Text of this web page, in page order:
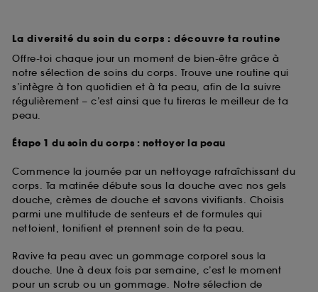
La diversité du soin du corps : découvre ta routine
Offre-toi chaque jour un moment de bien-être grâce à
notre sélection de soins du corps. Trouve une routine qui
s’intègre à ton quotidien et à ta peau, afin de la suivre
régulièrement – c’est ainsi que tu tireras le meilleur de ta
peau.
Étape 1 du soin du corps : nettoyer la peau
Commence la journée par un nettoyage rafraîchissant du
corps. Ta matinée débute sous la douche avec nos gels
douche, crèmes de douche et savons vivifiants. Choisis
parmi une multitude de senteurs et de formules qui
nettoient, tonifient et prennent soin de ta peau.
Ravive ta peau avec un gommage corporel sous la
douche. Une à deux fois par semaine, c’est le moment
pour un scrub ou un gommage. Notre sélection de